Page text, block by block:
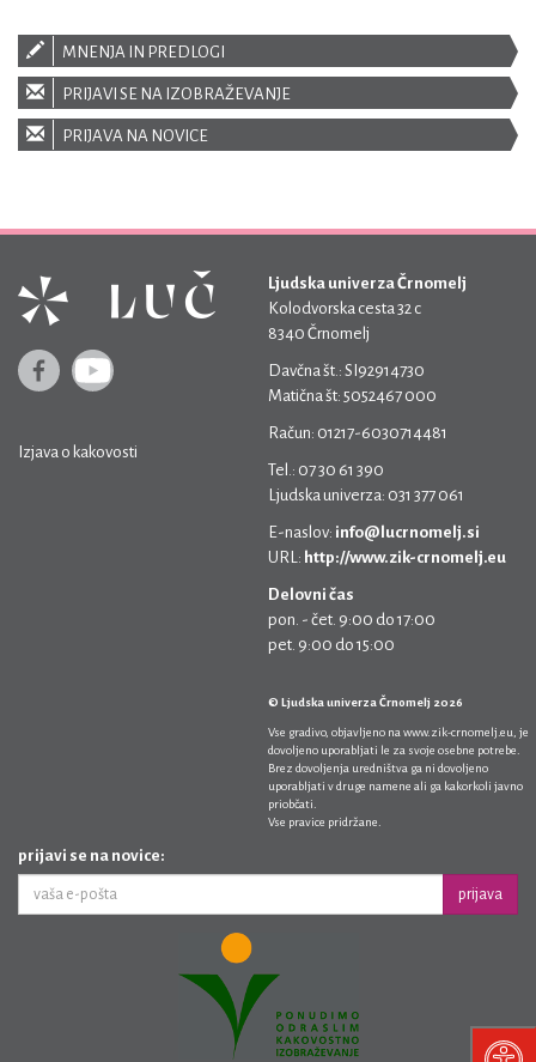
MNENJA IN PREDLOGI
PRIJAVI SE NA IZOBRAŽEVANJE
PRIJAVA NA NOVICE
Izjava o kakovosti
Ljudska univerza Črnomelj
Kolodvorska cesta 32 c
8340 Črnomelj
Davčna št.: SI92914730
Matična št: 5052467 000
Račun: 01217-6030714481
Tel.: 07 30 61 390
Ljudska univerza: 031 377 061
E-naslov: info@lucrnomelj.si
URL: http://www.zik-crnomelj.eu
Delovni čas
pon. - čet. 9:00 do 17:00
pet. 9:00 do 15:00
© Ljudska univerza Črnomelj 2026
Vse gradivo, objavljeno na www.zik-crnomelj.eu , je
dovoljeno uporabljati le za svoje osebne potrebe.
Brez dovoljenja uredništva ga ni dovoljeno
uporabljati v druge namene ali ga kakorkoli javno
priobčati.
Vse pravice pridržane.
prijavi se na novice:
prijava